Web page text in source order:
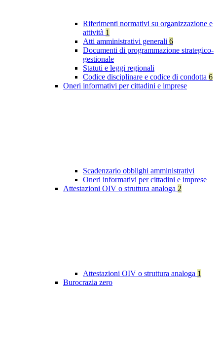
Riferimenti normativi su organizzazione e
attività 1
Atti amministrativi generali 6
Documenti di programmazione strategico-
gestionale
Statuti e leggi regionali
Codice disciplinare e codice di condotta 6
Oneri informativi per cittadini e imprese
Scadenzario obblighi amministrativi
Oneri informativi per cittadini e imprese
Attestazioni OIV o struttura analoga 2
Attestazioni OIV o struttura analoga 1
Burocrazia zero